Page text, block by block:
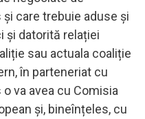
care trebuie aduse și
și datorită relației
sau actuala coaliție
în parteneriat cu
va avea cu Comisia
și, bineînțeles, cu